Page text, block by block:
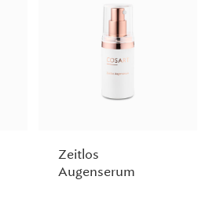
Zeitlos
Augenserum